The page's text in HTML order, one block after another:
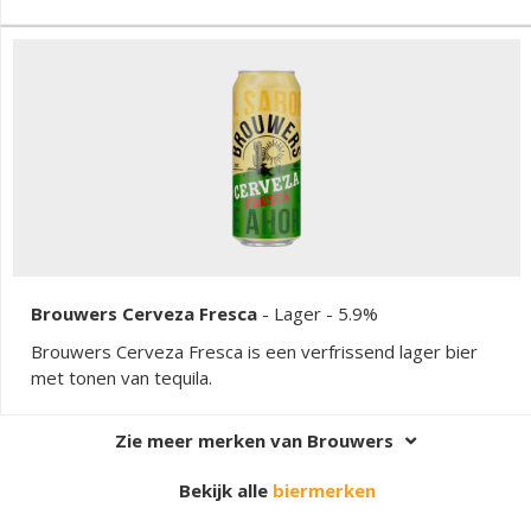
Brouwers Cerveza Fresca - Lager - 5.9%
Brouwers Cerveza Fresca is een verfrissend lager bier
met tonen van tequila.
Zie meer merken van Brouwers
Bekijk alle biermerken